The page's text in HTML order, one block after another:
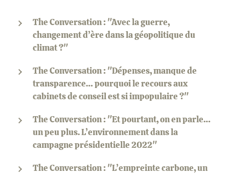
The Conversation : "Avec la guerre,
changement d’ère dans la géopolitique du
climat ?"
The Conversation : "Dépenses, manque de
transparence… pourquoi le recours aux
cabinets de conseil est si impopulaire ?"
The Conversation : "Et pourtant, on en parle…
un peu plus. L’environnement dans la
campagne présidentielle 2022"
The Conversation : "L’empreinte carbone, un